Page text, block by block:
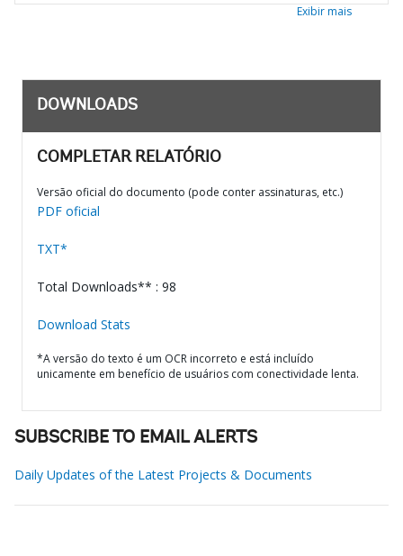
Exibir mais
DOWNLOADS
COMPLETAR RELATÓRIO
Versão oficial do documento (pode conter assinaturas, etc.)
PDF oficial
TXT*
Total Downloads** : 98
Download Stats
*A versão do texto é um OCR incorreto e está incluído
unicamente em benefício de usuários com conectividade lenta.
SUBSCRIBE TO EMAIL ALERTS
Daily Updates of the Latest Projects & Documents